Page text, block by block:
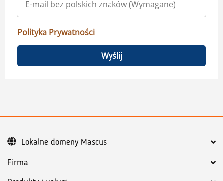
Polityka Prywatności
Wyślij
Firma
Lokalne domeny Mascus